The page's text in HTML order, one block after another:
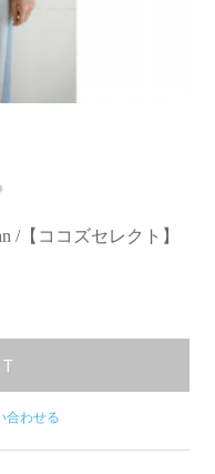
/【ココズセレクト】
合わせる